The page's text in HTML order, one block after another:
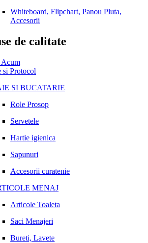
Whiteboard, Flipchart, Panou Pluta,
Accesorii
de calitate
Acum
si Protocol
SI BUCATARIE
Role Prosop
Servetele
Hartie igienica
Sapunuri
Accesorii curatenie
MENAJ
Articole Toaleta
Saci Menajeri
Bureti, Lavete